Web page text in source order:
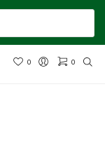
0 0